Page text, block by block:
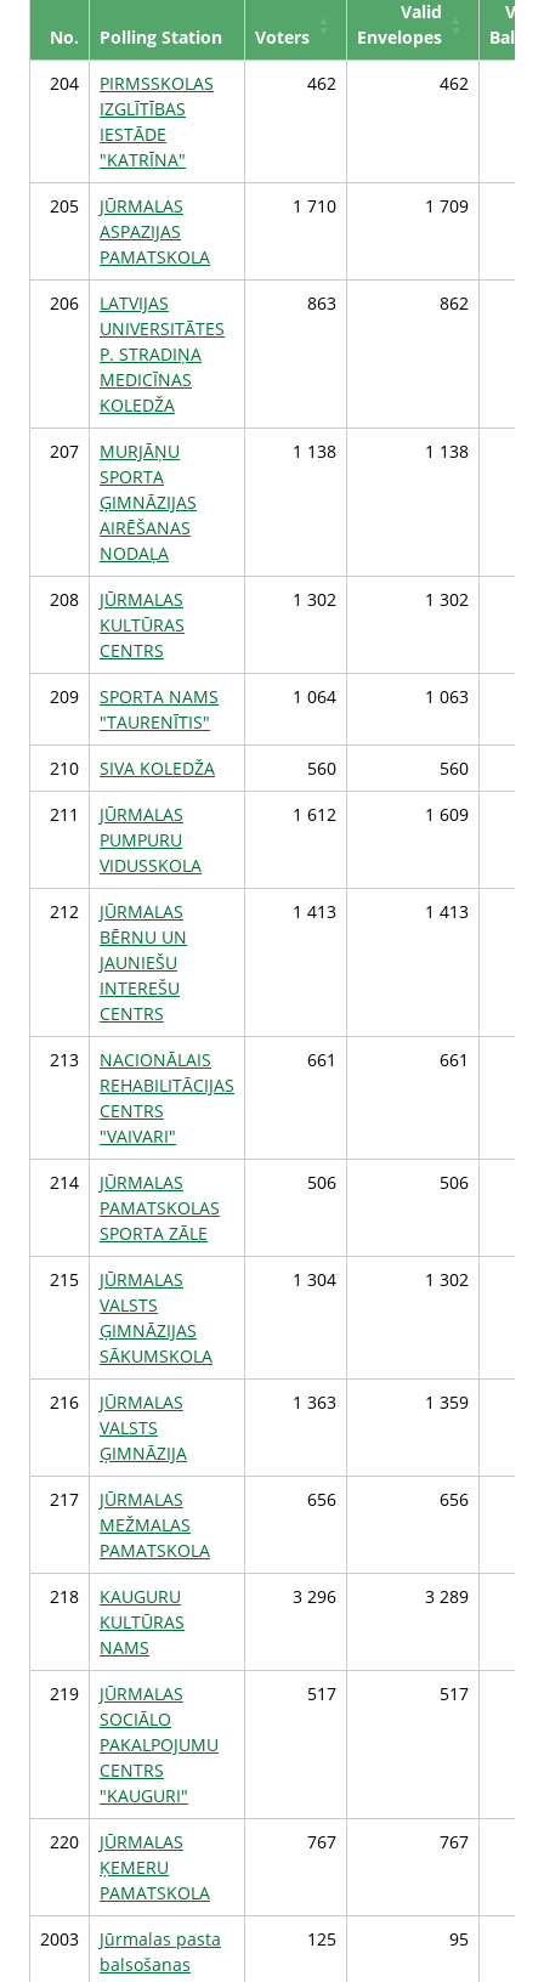
No. Polling Station Voters
Valid
Envelopes
204
PIRMSSKOLAS
IZGLĪTĪBAS
IESTĀDE
"KATRĪNA"
462 462
205
JŪRMALAS
ASPAZIJAS
PAMATSKOLA
1 710 1 709
206
LATVIJAS
UNIVERSITĀTES
P. STRADIŅA
MEDICĪNAS
KOLEDŽA
863 862
207
MURJĀŅU
SPORTA
ĢIMNĀZIJAS
AIRĒŠANAS
NODAĻA
1 138 1 138
208
JŪRMALAS
KULTŪRAS
CENTRS
1 302 1 302
209
SPORTA NAMS
"TAURENĪTIS"
1 064 1 063
210 SIVA KOLEDŽA 560
560
211
JŪRMALAS
PUMPURU
VIDUSSKOLA
1 612 1 609
212
JŪRMALAS
BĒRNU UN
JAUNIEŠU
INTEREŠU
CENTRS
1 413 1 413
213
NACIONĀLAIS
REHABILITĀCIJAS
CENTRS
"VAIVARI"
661 661
214
JŪRMALAS
PAMATSKOLAS
SPORTA ZĀLE
506 506
215
JŪRMALAS
VALSTS
ĢIMNĀZIJAS
SĀKUMSKOLA
1 304 1 302
216
JŪRMALAS
VALSTS
ĢIMNĀZIJA
1 363 1 359
217
JŪRMALAS
MEŽMALAS
PAMATSKOLA
656 656
218
KAUGURU
KULTŪRAS
NAMS
3 296 3 289
219
JŪRMALAS
SOCIĀLO
PAKALPOJUMU
CENTRS
"KAUGURI"
517 517
220
JŪRMALAS
ĶEMERU
PAMATSKOLA
767 767
2003
Jūrmalas pasta
balsošanas
125 95